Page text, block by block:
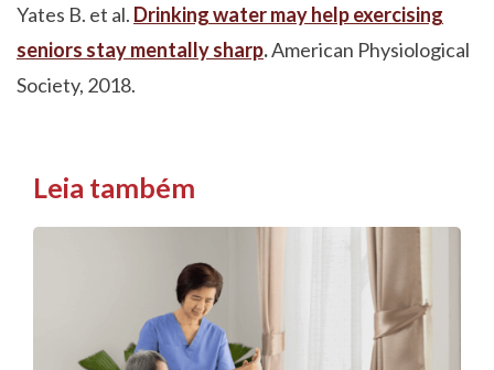
Yates B. et al. Drinking water may help exercising
seniors stay mentally sharp.American Physiological
Society, 2018.
Leia também